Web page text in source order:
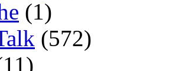
(1)
(572)